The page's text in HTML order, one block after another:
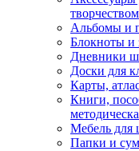
творчеством
Альбомы и
Блокноты и
Дневники
Доски для
Карты,
Книги,
Мебель для
Папки и